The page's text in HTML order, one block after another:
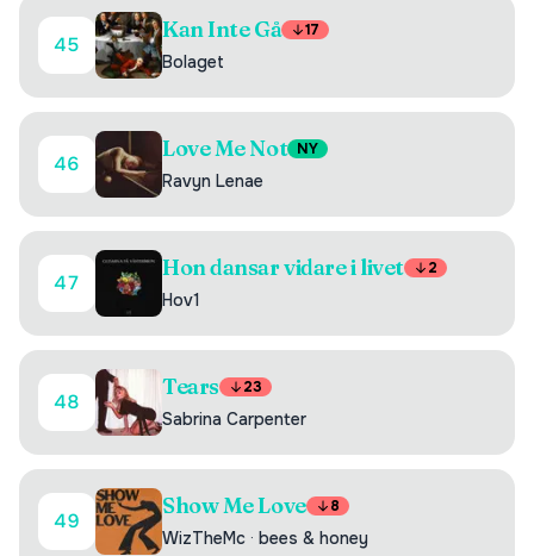
45
Kan Inte Gå 17
Bolaget
46
Love Me Not NY
Ravyn Lenae
47
Hon dansar vidare i livet 2
Hov1
48
Tears 23
Sabrina Carpenter
49
Show Me Love 8
WizTheMc · bees & honey